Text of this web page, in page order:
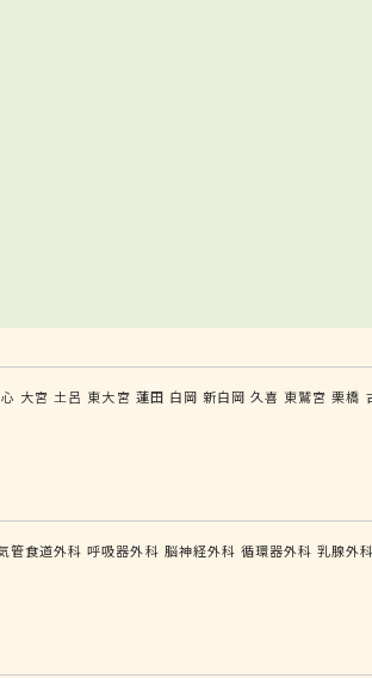
大宮 土呂 東大宮 蓮田 白岡 新白岡 久喜 東鷲宮 栗橋
管食道外科 呼吸器外科 脳神経外科 循環器外科 乳腺外科